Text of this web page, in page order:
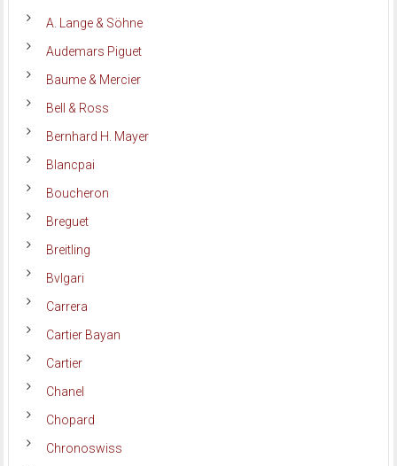
A. Lange & Söhne
Audemars Piguet
Baume & Mercier
Bell & Ross
Bernhard H. Mayer
Blancpai
Boucheron
Breguet
Breitling
Bvlgari
Carrera
Cartier Bayan
Cartier
Chanel
Chopard
Chronoswiss